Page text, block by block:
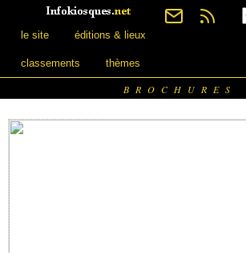
le site éditions & lieux
classements thèmes
BROCHURES